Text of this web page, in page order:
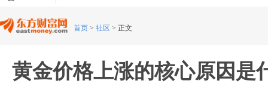
首页 > 社区 > 正文
黄金价格上涨的核心原因是